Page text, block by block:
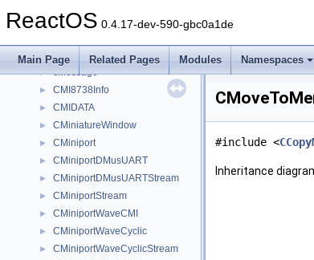
ReactOS 0.4.17-dev-590-gbc0a1de
Main Page Related Pages Modules Namespaces
► CMenuTemp
► CMergedFolder
► cmessage
► CMI8738Info
► CMIDATA
► CMiniatureWindow
► CMiniport
► CMiniportDMusUART
► CMiniportDMusUARTStream
► CMiniportStream
► CMiniportWaveCMI
► CMiniportWaveCyclic
► CMiniportWaveCyclicStream
#include <
Inheritance